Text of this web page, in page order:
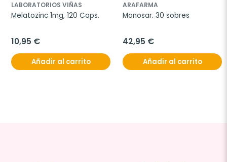
LABORATORIOS VIÑAS
Melatozinc 1mg, 120 Caps.
10,95 €
Añadir al carrito
ARAFARMA
Manosar. 30 sobres
42,95 €
Añadir al carrito